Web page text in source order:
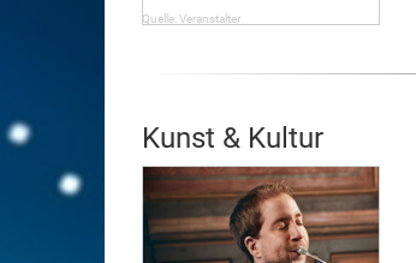
Quelle: Veranstalter
Kunst & Kultur